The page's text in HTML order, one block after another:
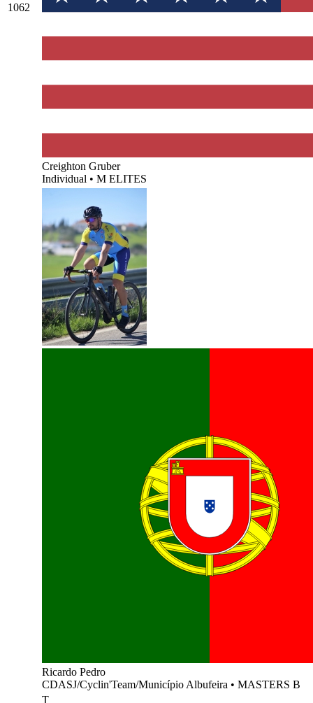
1062
Creighton Gruber
Individual • M ELITES
Ricardo Pedro
CDASJ/Cyclin'Team/Município Albufeira • MASTERS B
T